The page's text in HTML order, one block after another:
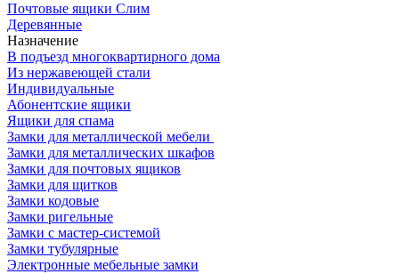
Почтовые ящики Слим
Деревянные
Назначение
В подъезд многоквартирного дома
Из нержавеющей стали
Индивидуальные
Абонентские ящики
Ящики для спама
Замки для металлической мебели
Замки для металлических шкафов
Замки для почтовых ящиков
Замки для щитков
Замки кодовые
Замки ригельные
Замки с мастер-системой
Замки тубулярные
Электронные мебельные замки